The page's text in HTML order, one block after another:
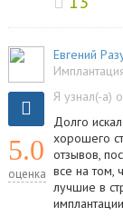
5.0
оценка
Евгений
Я узнал(-а)
Долго
хорошего
отзывов,
все на том,
лучшие в